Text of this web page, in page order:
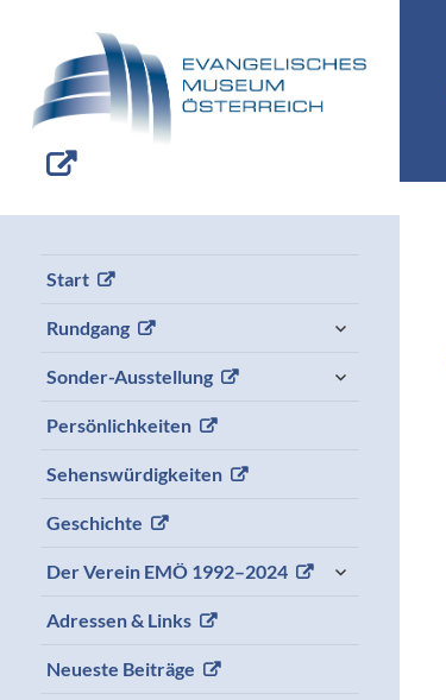
Start
Rundgang
Sonder-Ausstellung
Persönlichkeiten
Sehenswürdigkeiten
Geschichte
Der Verein EMÖ 1992–2024
Adressen & Links
Neueste Beiträge